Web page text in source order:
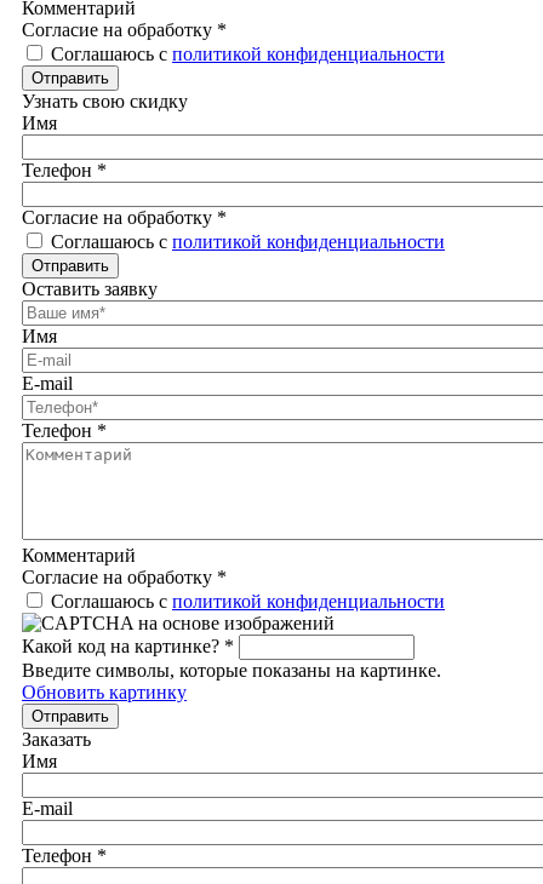
Комментарий
Согласие на обработку *
Соглашаюсь с политикой конфиденциальности
Отправить
Узнать свою скидку
Имя
Телефон *
Согласие на обработку *
Соглашаюсь с политикой конфиденциальности
Отправить
Оставить заявку
Имя
E-mail
Телефон *
Комментарий
Согласие на обработку *
Соглашаюсь с политикой конфиденциальности
Какой код на картинке? *
Введите символы, которые показаны на картинке.
Обновить картинку
Отправить
Заказать
Имя
E-mail
Телефон *